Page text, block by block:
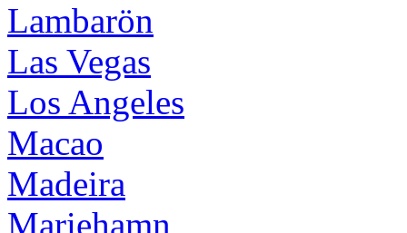
Lambarön
Las Vegas
Los Angeles
Macao
Madeira
Mariehamn